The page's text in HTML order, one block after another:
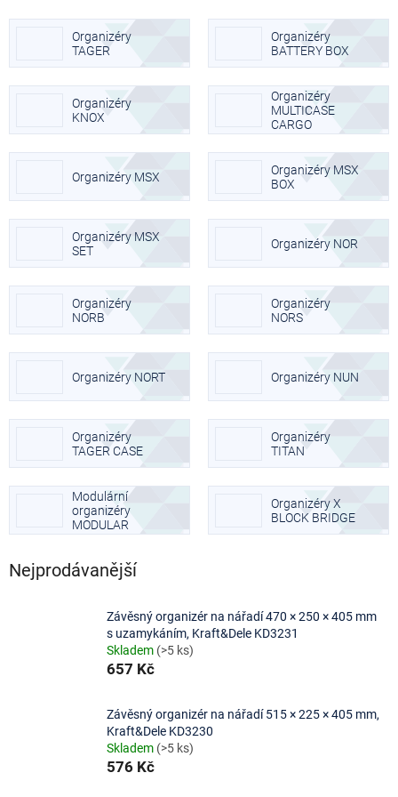
Organizéry
TAGER
Organizéry
BATTERY BOX
Organizéry
KNOX
Organizéry
MULTICASE
CARGO
Organizéry MSX
Organizéry MSX
BOX
Organizéry MSX
SET
Organizéry NOR
Organizéry
NORB
Organizéry
NORS
Organizéry NORT Organizéry NUN
Organizéry
TAGER CASE
Organizéry
TITAN
Modulární
organizéry
MODULAR
SOLUTION
Organizéry X
BLOCK BRIDGE
Nejprodávanější
Závěsný organizér na nářadí 470 × 250 × 405 mm
s uzamykáním, Kraft&Dele KD3231
Skladem (>5 ks)
657 Kč
Závěsný organizér na nářadí 515 × 225 × 405 mm,
Kraft&Dele KD3230
Skladem (>5 ks)
576 Kč